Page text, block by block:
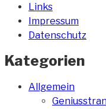
Links
Impressum
Datenschutz
Kategorien
Allgemein